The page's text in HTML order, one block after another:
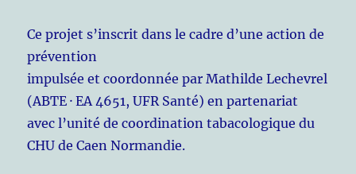
Ce projet s’inscrit dans le cadre d’une action de
prévention
impulsée et coordonnée par Mathilde Lechevrel
(ABTE · EA 4651, UFR Santé) en partenariat
avec l’unité de coordination tabacologique du
CHU de Caen Normandie.